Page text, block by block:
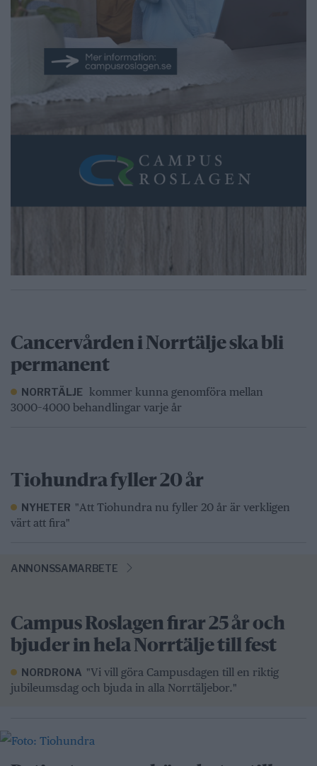
Cancervården i Norrtälje ska bli
permanent
NORRTÄLJE
kommer kunna genomföra mellan
3000–4000 behandlingar varje år
Tiohundra fyller 20 år
NYHETER "Att Tiohundra nu fyller 20 år är verkligen
värt att fira"
ANNONSSAMARBETE
Campus Roslagen firar 25 år och
bjuder in hela Norrtälje till fest
NORDRONA "Vi vill göra Campusdagen till en riktig
jubileumsdag och bjuda in alla Norrtäljebor."